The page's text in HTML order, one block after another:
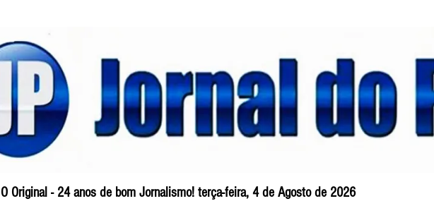
O Original - 24 anos de bom Jornalismo! terça-feira, 4 de Agosto de 2026